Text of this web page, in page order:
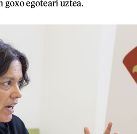
goxo egoteari uztea.